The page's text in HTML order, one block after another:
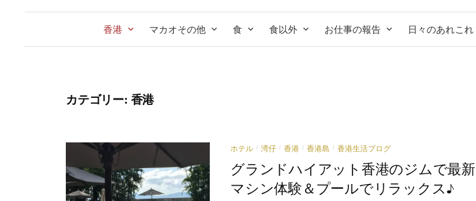
香港 マカオその他 食 食以外 お仕事の報告 日々のあれこれ
カテゴリー: 香港
ホテル / 湾仔 / 香港 / 香港島 / 香港生活ブログ
グランドハイアット香港のジムで最新
マシン体験＆プールでリラックス♪